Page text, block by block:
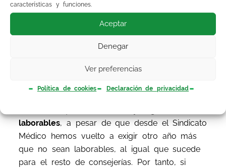
características y funciones.
Aceptar
Denegar
Ver preferencias
Política de cookies Declaración de privacidad
CORRECTO. Repito,
tope de 1645 horas de jornada ordinaria
máxima anual podemos disfrutar de estos 8
laborables, a pesar de que desde el Sindicato
Médico hemos vuelto a exigir otro año más
que no sean laborables, al igual que sucede
para el resto de consejerías. Por tanto, si